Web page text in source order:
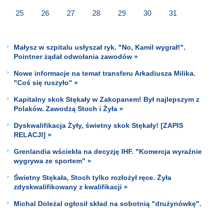
25 26 27 28 29 30 31
Małysz w szpitalu usłyszał ryk. "No, Kamil wygrał!".
Pointner żądał odwołania zawodów »
Nowe informacje na temat transferu Arkadiusza Milika.
"Coś się ruszyło" »
Kapitalny skok Stękały w Zakopanem! Był najlepszym z
Polaków. Zawodzą Stoch i Żyła »
Dyskwalifikacja Żyły, świetny skok Stękały! [ZAPIS
RELACJI] »
Grenlandia wściekła na decyzję IHF. "Komercja wyraźnie
wygrywa ze sportem" »
Świetny Stękała, Stoch tylko rozłożył ręce. Żyła
zdyskwalifikowany z kwalifikacji »
Michal Doleżal ogłosił skład na sobotnią "drużynówkę".